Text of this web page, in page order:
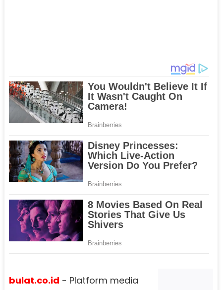
bulat.co.id - Platform media